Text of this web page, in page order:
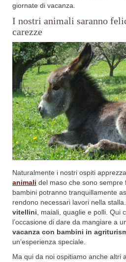
giornate di vacanza.
I nostri animali saranno
carezze
Naturalmente i nostri ospiti
animali del maso che sono sempre
bambini potranno tranquillamente
rendono necessari lavori nella
vitellini , maiali, quaglie e polli. Qui
l’occasione di dare da mangiare a
vacanza con bambini in
un’esperienza speciale.
Ma qui da noi ospitiamo anche altri